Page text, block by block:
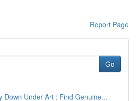
Report Page
Go
Down Under Art : Find Genuine...